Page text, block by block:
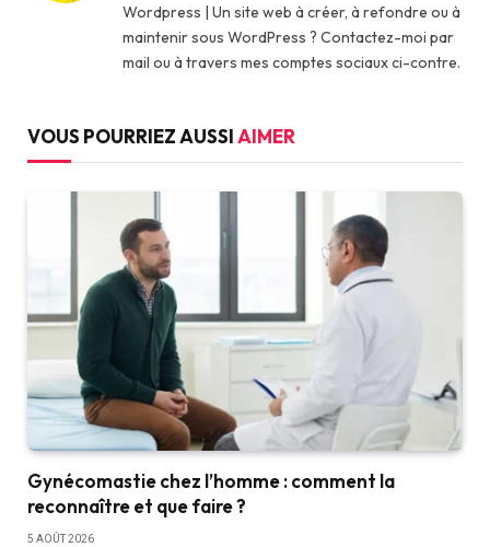
Wordpress | Un site web à créer, à refondre ou à
maintenir sous WordPress ? Contactez-moi par
mail ou à travers mes comptes sociaux ci-contre.
VOUS POURRIEZ AUSSIAIMER
Gynécomastie chez l’homme : comment la
reconnaître et que faire ?
5 AOÛT 2026